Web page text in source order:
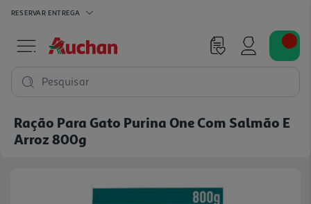
RESERVAR ENTREGA
Pesquisar
Ração Para Gato Purina One Com Salmão E
Arroz 800g